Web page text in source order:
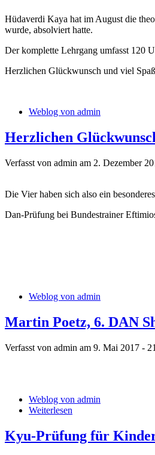
Hüdaverdi Kaya hat im August die
wurde, absolviert hatte.
Der komplette Lehrgang umfasst 120
Herzlichen Glückwunsch und viel
Weblog von admin
Herzlichen
Verfasst von admin am 2. Dezember
Die Vier haben sich also ein
Dan-Prüfung bei Bundestrainer
Weblog von admin
Martin Poetz, 6. DAN
Verfasst von admin am 9. Mai 2017 -
Weblog von admin
Weiterlesen
Kyu-Prüfung für Kinder